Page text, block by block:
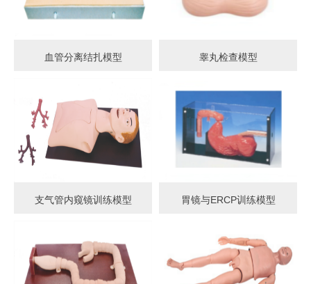
血管分离结扎模型 睾丸检查模型
支气管内窥镜训练模型 胃镜与ERCP训练模型